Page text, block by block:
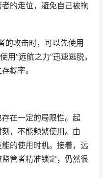
的走位，避免自己被拖
的攻击时，可以先使用
用“远航之力”迅速逃脱。
概率。
在一定的局限性。起
，不能频繁使用。由
的使用时机。接着，远
管者精准锁定，仍然很